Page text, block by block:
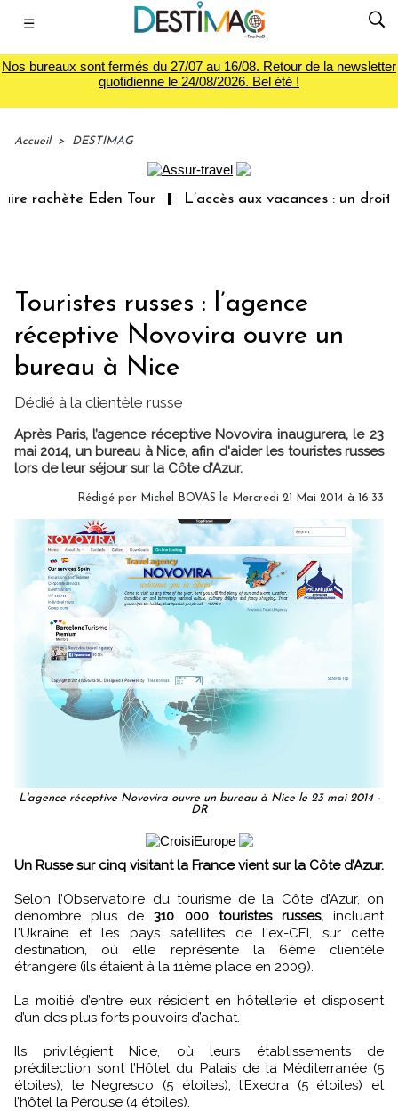
☰
Nos bureaux sont fermés du 27/07 au 16/08. Retour de la newsletter
quotidienne le 24/08/2026. Bel été !
Accueil > DESTIMAG
rachète Eden Tour L’accès aux vacances : un droit
Touristes russes : l’agence
réceptive Novovira ouvre un
bureau à Nice
Dédié à la clientèle russe
Après Paris, l’agence réceptive Novovira inaugurera, le 23
mai 2014, un bureau à Nice, afin d'aider les touristes russes
lors de leur séjour sur la Côte d’Azur.
Rédigé par Michel BOVAS le Mercredi 21 Mai 2014 à 16:33
L'agence réceptive Novovira ouvre un bureau à Nice le 23 mai 2014 -
DR
Un Russe sur cinq visitant la France vient sur la Côte d’Azur.
Selon l’Observatoire du tourisme de la Côte d’Azur, on
dénombre plus de310 000 touristes russes,incluant
l'Ukraine et les pays satellites de l'ex-CEI, sur cette
destination, où elle représente la 6ème clientèle
étrangère (ils étaient à la 11ème place en 2009).
La moitié d’entre eux résident en hôtellerie et disposent
d’un des plus forts pouvoirs d’achat.
Ils privilégient Nice, où leurs établissements de
prédilection sont l’Hôtel du Palais de la Méditerranée (5
étoiles), le Negresco (5 étoiles), l’Exedra (5 étoiles) et
l’hôtel la Pérouse (4 étoiles).